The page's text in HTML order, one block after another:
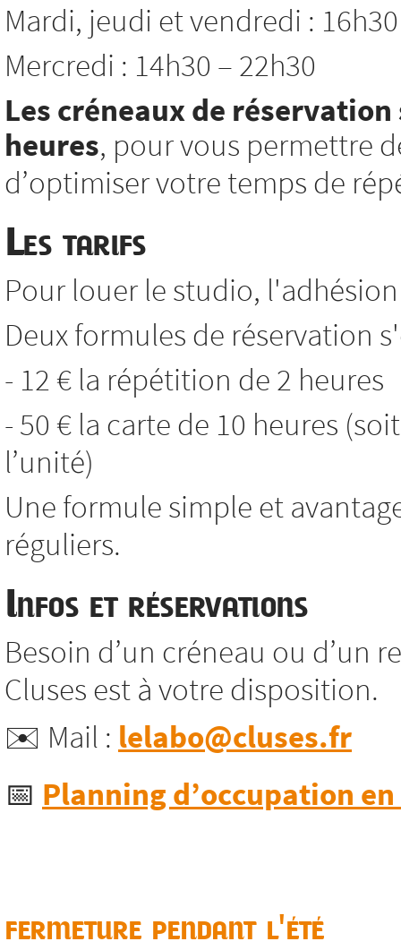
Mardi, jeudi et vendredi :
Mercredi : 14h30 – 22h30
Les créneaux de
heures, pour vous permettre
d’optimiser votre temps de
Les tarifs
Pour louer le studio,
Deux formules de réservation
- 12 € la répétition de 2 heures
- 50 € la carte de 10 heures
l’unité)
Une formule simple et
réguliers.
Infos et réservations
Besoin d’un créneau ou d’un
Cluses est à votre disposition.
✉️ Mail : lelabo@cluses.fr
📅 Planning d’occupation
fermeture pendant l'été